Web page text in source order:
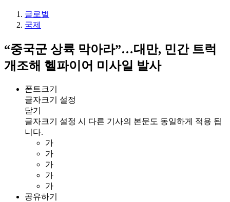
글로벌
국제
“중국군 상륙 막아라”…대만, 민간 트럭
개조해 헬파이어 미사일 발사
폰트크기
글자크기 설정
닫기
글자크기 설정 시 다른 기사의 본문도 동일하게 적용 됩
니다.
가
가
가
가
가
공유하기